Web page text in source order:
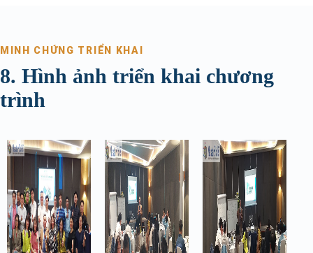
MINH CHỨNG TRIỂN KHAI
8. Hình ảnh triển khai chương
trình